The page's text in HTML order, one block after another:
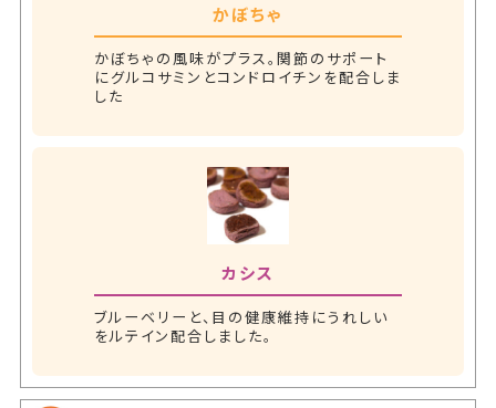
かぼちゃ
かぼちゃの風味がプラス。関節のサポート
にグルコサミンとコンドロイチンを配合しま
した
カシス
ブルーベリーと、目の健康維持にうれしい
をルテイン配合しました。